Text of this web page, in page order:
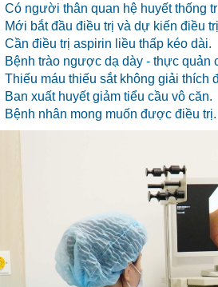
Có người thân quan hệ huyết thống
Mới bắt đầu điều trị và dự kiến điều
Cần điều trị aspirin liều thấp kéo dài.
Bệnh trào ngược dạ dày - thực quản
Thiếu máu thiếu sắt không giải thích
Ban xuất huyết giảm tiểu cầu vô căn.
Bệnh nhân mong muốn được điều trị.